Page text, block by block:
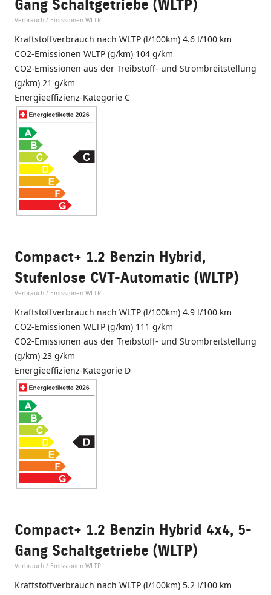
Gang Schaltgetriebe (WLTP)
Verbrauch / Emissionen WLTP
Kraftstoffverbrauch nach WLTP (l/100km) 4.6 l/100 km
CO2-Emissionen WLTP (g/km) 104 g/km
CO2-Emissionen aus der Treibstoff- und Strombreitstellung
(g/km) 21 g/km
Energieeffizienz-Kategorie C
Compact+ 1.2 Benzin Hybrid,
Stufenlose CVT-Automatic (WLTP)
Verbrauch / Emissionen WLTP
Kraftstoffverbrauch nach WLTP (l/100km) 4.9 l/100 km
CO2-Emissionen WLTP (g/km) 111 g/km
CO2-Emissionen aus der Treibstoff- und Strombreitstellung
(g/km) 23 g/km
Energieeffizienz-Kategorie D
Compact+ 1.2 Benzin Hybrid 4x4, 5-
Gang Schaltgetriebe (WLTP)
Verbrauch / Emissionen WLTP
Kraftstoffverbrauch nach WLTP (l/100km) 5.2 l/100 km